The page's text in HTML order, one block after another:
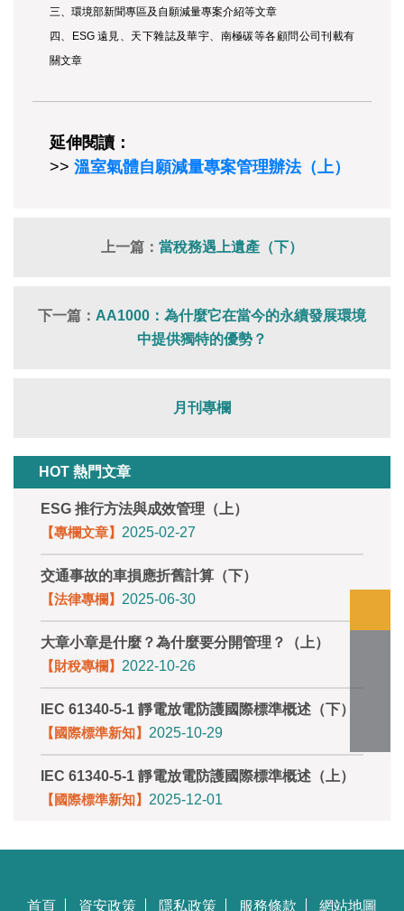
三、環境部新聞專區及自願減量專案介紹等文章
四、ESG 遠見、天下雜誌及華宇、南極碳等各顧問公司刊載有
關文章
延伸閱讀：
>> 溫室氣體自願減量專案管理辦法（上）
上一篇： 當稅務遇上遺產（下）
下一篇： AA1000：為什麼它在當今的永續發展環境
中提供獨特的優勢？
月刊專欄
HOT 熱門文章
ESG 推行方法與成效管理（上）
【專欄文章】 2025-02-27
交通事故的車損應折舊計算（下）
【法律專欄】 2025-06-30
大章小章是什麼？為什麼要分開管理？（上）
【財稅專欄】 2022-10-26
IEC 61340-5-1 靜電放電防護國際標準概述（下）
【國際標準新知】 2025-10-29
IEC 61340-5-1 靜電放電防護國際標準概述（上）
【國際標準新知】 2025-12-01
首頁 資安政策 隱私政策 服務條款 網站地圖